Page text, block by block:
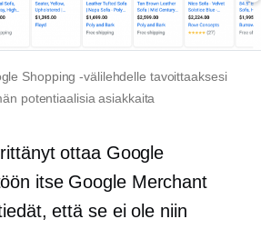
Shopping -välilehdelle tavoittaaksesi
potentiaalisia asiakkaita
ottaa Google
itse Google Merchant
että se ei ole niin